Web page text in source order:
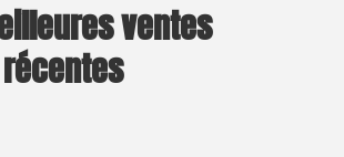
ventes
récentes